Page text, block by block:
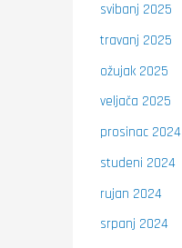
svibanj 2025
travanj 2025
ožujak 2025
veljača 2025
prosinac 2024
studeni 2024
rujan 2024
srpanj 2024